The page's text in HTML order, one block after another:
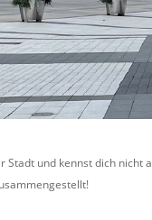
Stadt und kennst dich nicht